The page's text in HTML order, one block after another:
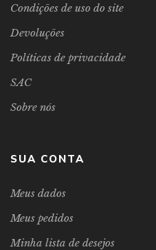
Condições de uso do site
Devoluções
Políticas de privacidade
SAC
Sobre nós
SUA CONTA
Meus dados
Meus pedidos
Minha lista de desejos